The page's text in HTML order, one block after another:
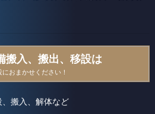
搬入、搬出、移設は
おまかせください！
搬入、解体など